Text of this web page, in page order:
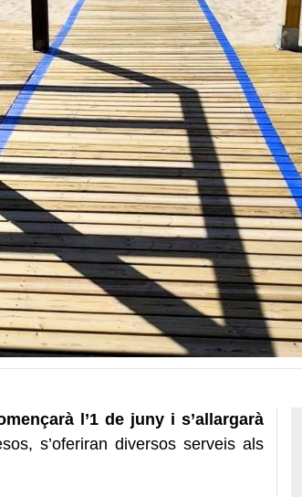
l’1 de juny i s’allargarà
s’oferiran diversos serveis als